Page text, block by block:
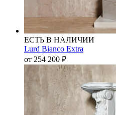
ЕСТЬ В НАЛИЧИИ
Lurd Bianco Extra
от 254 200 ₽